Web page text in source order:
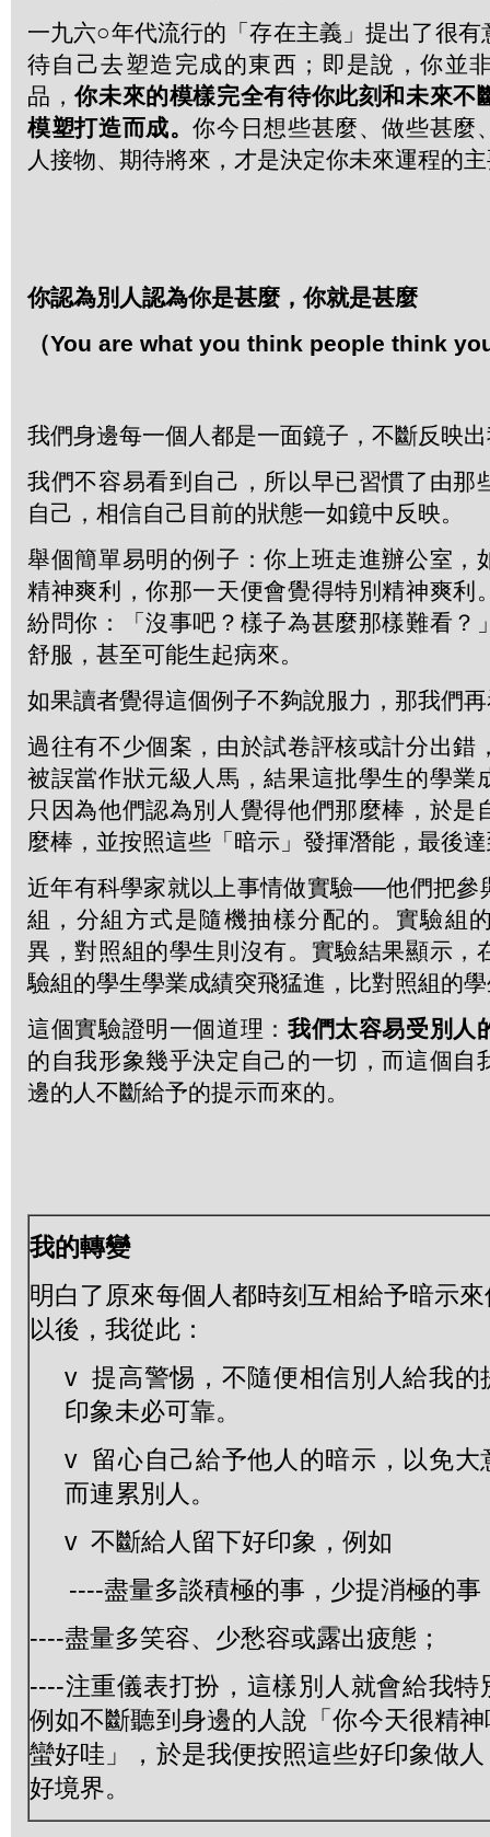
一九六○年代流行的「存在主義」提出了很有
待自己去塑造完成的東西；即是說，你並
品，你未來的模樣完全有待你此刻和未來不
模塑打造而成。你今日想些甚麼、做些甚麼
人接物、期待將來，才是決定你未來運程的
你認為別人認為你是甚麼，你就是甚麼
（You are what you think people think
我們身邊每一個人都是一面鏡子，不斷反映
我們不容易看到自己，所以早已習慣了由那
自己，相信自己目前的狀態一如鏡中反映。
舉個簡單易明的例子：你上班走進辦公室，
精神爽利，你那一天便會覺得特別精神爽利
紛問你：「沒事吧？樣子為甚麼那樣難看？
舒服，甚至可能生起病來。
如果讀者覺得這個例子不夠說服力，那我們
過往有不少個案，由於試卷評核或計分出錯
被誤當作狀元級人馬，結果這批學生的學業
只因為他們認為別人覺得他們那麼棒，於是
麼棒，並按照這些「暗示」發揮潛能，最後
近年有科學家就以上事情做實驗──他們把參
組，分組方式是隨機抽樣分配的。實驗組
異，對照組的學生則沒有。實驗結果顯示，
驗組的學生學業成績突飛猛進，比對照組的
這個實驗證明一個道理： 我們太容易受別人
的自我形象幾乎決定自己的一切，而這個自
邊的人不斷給予的提示而來的。
我的轉變
明白了原來每個人都時刻互相給予暗示
以後，我從此：
v 提高警惕，不隨便相信別人給我的
印象未必可靠。
v 留心自己給予他人的暗示，以免大
而連累別人。
v 不斷給人留下好印象，例如
----盡量多談積極的事，少提消極的事
----盡量多笑容、少愁容或露出疲態；
----注重儀表打扮，這樣別人就會給我特
例如不斷聽到身邊的人說「你今天很精
蠻好哇」，於是我便按照這些好印象做
好境界。